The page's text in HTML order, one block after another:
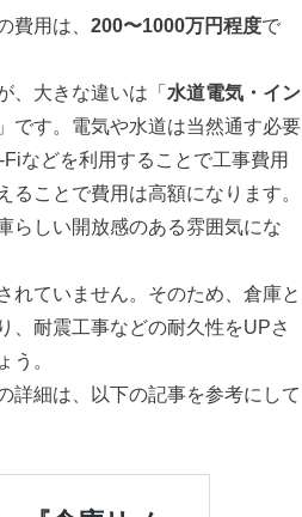
費用は、 200〜1000万円程度で
、大きな違いは「 水道電気・イン
」です。電気や水道は当然通す必要
などを利用することで工事費用
ことで費用は高額になります。
らしい開放感のある雰囲気にな
れていません。そのため、倉庫と
、耐震工事などの耐久性をUPさ
う。
詳細は、以下の記事を参考にして